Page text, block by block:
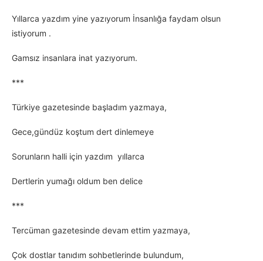
Yıllarca yazdım yine yazıyorum İnsanlığa faydam olsun
istiyorum .
Gamsız insanlara inat yazıyorum.
***
Türkiye gazetesinde başladım yazmaya,
Gece,gündüz koştum dert dinlemeye
Sorunların halli için yazdım yıllarca
Dertlerin yumağı oldum ben delice
***
Tercüman gazetesinde devam ettim yazmaya,
Çok dostlar tanıdım sohbetlerinde bulundum,